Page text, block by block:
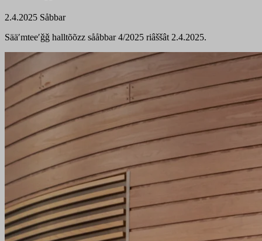
2.4.2025 Såbbar
Sääʹmteeʹǧǧ halltõõzz sååbbar 4/2025 riâššât 2.4.2025.